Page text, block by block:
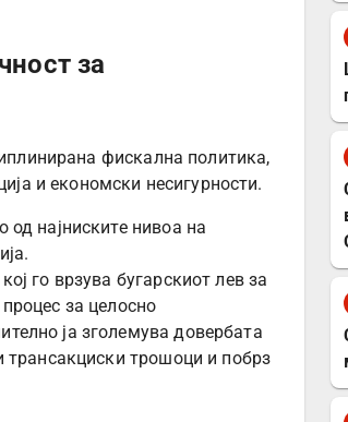
за
фискална политика,
и економски несигурности.
најниските нивоа на
го врзува бугарскиот лев за
за целосно
ја зголемува довербата
трансакциски трошоци и побрз